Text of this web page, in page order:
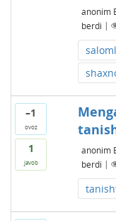
anonim
berdi |
–1
ovoz
1
javob
anonim
berdi |